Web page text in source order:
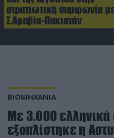
στρατιωτική συμφωνία
Σ.Αραβία-Πακιστάν
ΒΙΟΜΗΧΑΝΙΑ
Με 3.000 ελληνικά
εξοπλίστηκε η